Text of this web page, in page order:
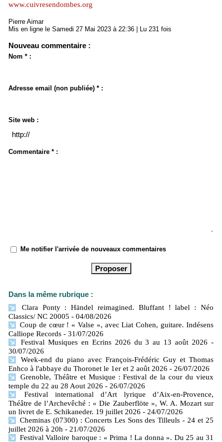
www.cuivresendombes.org
Pierre Aimar
Mis en ligne le Samedi 27 Mai 2023 à 22:36 | Lu 231 fois
Nouveau commentaire :
Nom * :
Adresse email (non publiée) * :
Site web :
Commentaire * :
Me notifier l'arrivée de nouveaux commentaires
Dans la même rubrique :
Clara Ponty : Händel reimagined. Bluffant ! label : Néo
Classics/ NC 20005 - 04/08/2026
Coup de cœur ! « Valse », avec Liat Cohen, guitare. Indésens
Calliope Records - 31/07/2026
Festival Musiques en Ecrins 2026 du 3 au 13 août 2026 -
30/07/2026
Week-end du piano avec François-Frédéric Guy et Thomas
Enhco à l'abbaye du Thoronet le 1er et 2 août 2026 - 26/07/2026
Grenoble, Théâtre et Musique : Festival de la cour du vieux
temple du 22 au 28 Aout 2026 - 26/07/2026
Festival international d’Art lyrique d’Aix-en-Provence,
Théâtre de l’Archevêché : « Die Zauberflöte », W. A. Mozart sur
un livret de E. Schikaneder. 19 juillet 2026 - 24/07/2026
Cheminas (07300) : Concerts Les Sons des Tilleuls - 24 et 25
juillet 2026 à 20h - 21/07/2026
Festival Valloire baroque : « Prima ! La donna ». Du 25 au 31